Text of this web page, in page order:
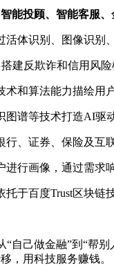
能投顾、智能客服
体识别、图像识别
建反欺诈和信用风险
和算法能力描绘用
谱等技术打造AI驱
、证券、保险及互
行画像，通过需求
托于百度Trust区块
“自己做金融”到“帮
，用科技服务赚钱。